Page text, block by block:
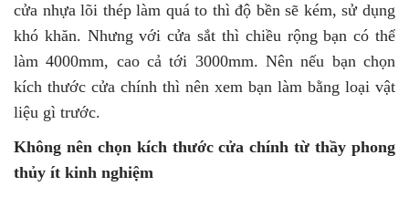
cửa nhựa lõi thép làm quá to thì độ bền sẽ kém, sử dụng
khó khăn. Nhưng với cửa sắt thì chiều rộng bạn có thể
làm 4000mm, cao cả tới 3000mm. Nên nếu bạn chọn
kích thước cửa chính thì nên xem bạn làm bằng loại vật
liệu gì trước.
Không nên chọn kích thước cửa chính từ thầy phong
thủy ít kinh nghiệm